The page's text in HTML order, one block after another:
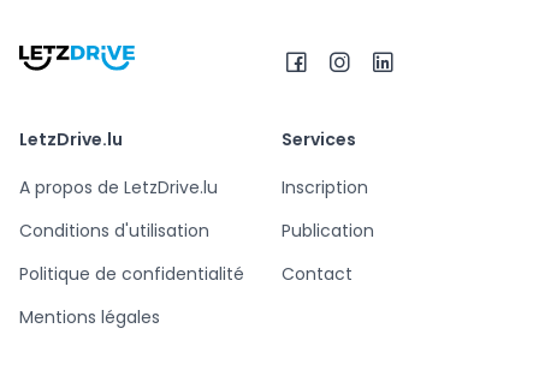
LetzDrive.lu
A propos de LetzDrive.lu
Conditions d'utilisation
Politique de confidentialité
Mentions légales
Services
Inscription
Publication
Contact